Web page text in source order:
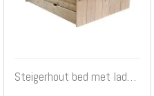
Steigerhout bed met lades multi